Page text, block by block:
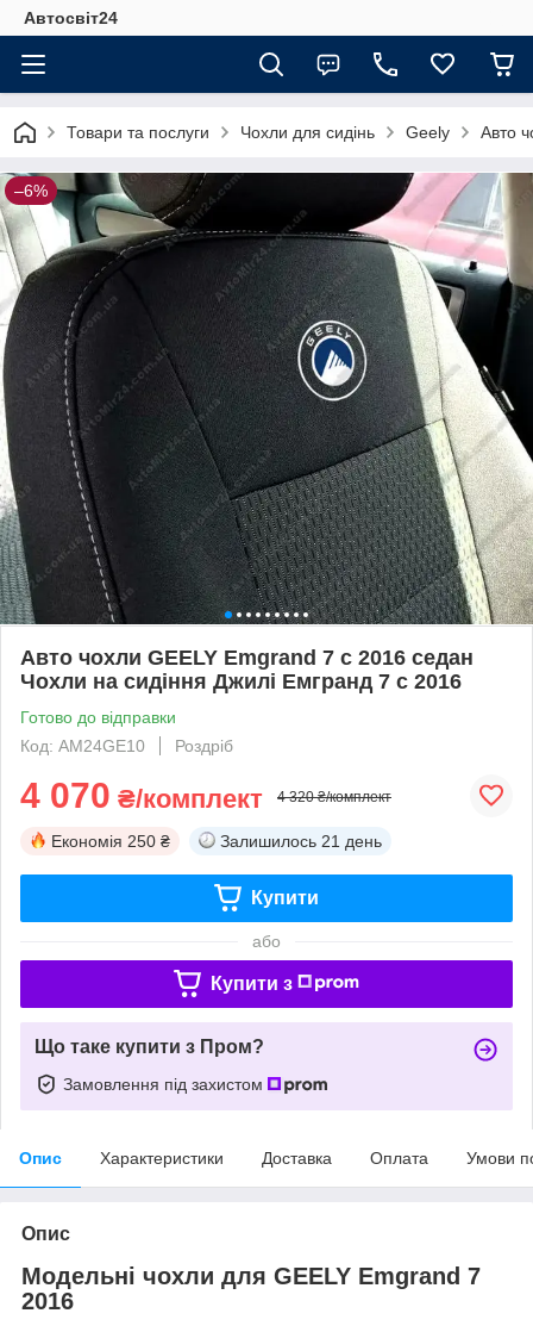
Автосвіт24
Товари та послуги Чохли для сидінь Geely Авто
–6%
Авто чохли GEELY Emgrand 7 с 2016 седан
Чохли на сидіння Джилі Емгранд 7 с 2016
Готово до відправки
Код: AM24GE10
Роздріб
4 070 ₴/комплект 4 320 ₴/комплект
Економія 250 ₴ Залишилось 21 день
Купити
або
Купити з
Що таке купити з Пром?
Замовлення під захистом
Опис Характеристики Доставка Оплата Умови
Опис
Модельні чохли для GEELY Emgrand 7
2016